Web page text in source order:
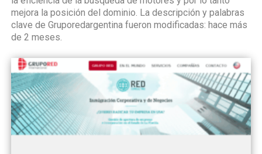
mejora la posición del dominio. La descripción y palabras
clave de Gruporedargentina fueron modificadas: hace más
de 2 meses.